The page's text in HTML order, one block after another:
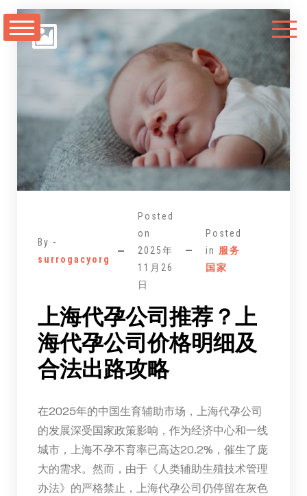
至
By -
surrogacyorg
Posted
on
2025年
11月26
日
Posted
in 服务
国家
上海代孕公司推荐？上
海代孕公司价格明细及
合法出路攻略
在2025年的中国生育辅助市场，上海代孕公司
的发展深受国家政策影响，作为经济中心和一线
城市，上海不孕不育率已高达20.2%，催生了庞
大的需求。然而，由于《人类辅助生殖技术管理
办法》的严格禁止，上海代孕公司仍停留在灰色